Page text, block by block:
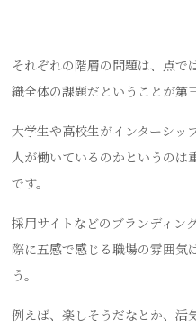
それぞれの階層の問題は、点で
織全体の課題だということが第
大学生や高校生がインターシッ
人が働いているのかというのは
です。
採用サイトなどのブランディン
際に五感で感じる職場の雰囲気
う。
例えば、楽しそうだなとか、活